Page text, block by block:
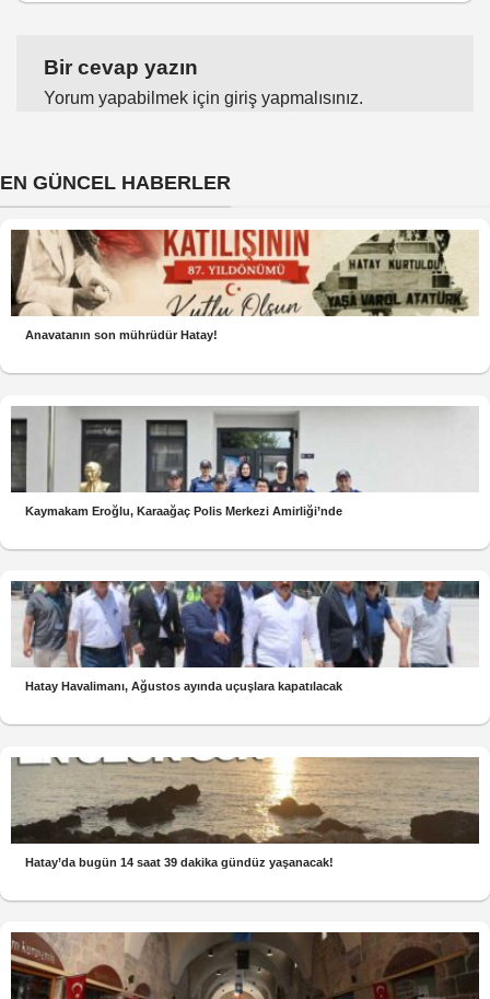
Bir cevap yazın
Yorum yapabilmek için giriş yapmalısınız.
EN GÜNCEL HABERLER
Anavatanın son mührüdür Hatay!
Kaymakam Eroğlu, Karaağaç Polis Merkezi Amirliği’nde
Hatay Havalimanı, Ağustos ayında uçuşlara kapatılacak
Hatay’da bugün 14 saat 39 dakika gündüz yaşanacak!